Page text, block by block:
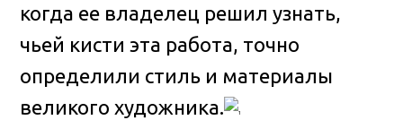
когда ее владелец решил узнать,
чьей кисти эта работа, точно
определили стиль и материалы
великого художника.